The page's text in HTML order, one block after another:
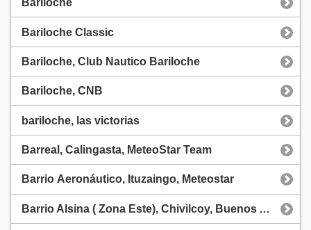
Bariloche
Bariloche Classic
Bariloche, Club Nautico Bariloche
Bariloche, CNB
bariloche, las victorias
Barreal, Calingasta, MeteoStar Team
Barrio Aeronáutico, Ituzaingo, Meteostar
Barrio Alsina ( Zona Este), Chivilcoy, Buenos Aires, MeteoStar Team